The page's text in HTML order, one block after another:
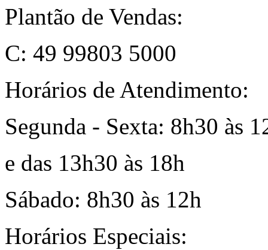
Plantão de Vendas:
C: 49 99803 5000
Horários de Atendimento:
Segunda - Sexta: 8h30 às
e das 13h30 às 18h
Sábado: 8h30 às 12h
Horários Especiais: